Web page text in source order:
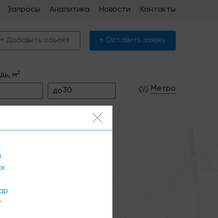
Запросы Аналитика Новости Контакты
+ Добавить объект + Оставить заявку
м2
до Метро